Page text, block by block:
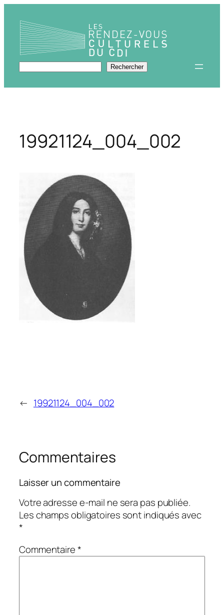
contenu
Rechercher Rechercher
19921124_004_002
← 19921124_004_002
Commentaires
Laisser un commentaire
Votre adresse e-mail ne sera pas publiée.
Les champs obligatoires sont indiqués avec
*
Commentaire*